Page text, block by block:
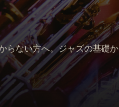
らない方へ。ジャズの基礎